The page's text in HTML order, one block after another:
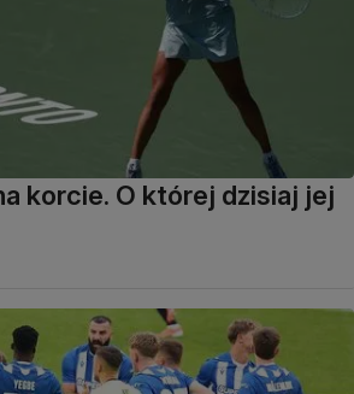
korcie. O której dzisiaj jej